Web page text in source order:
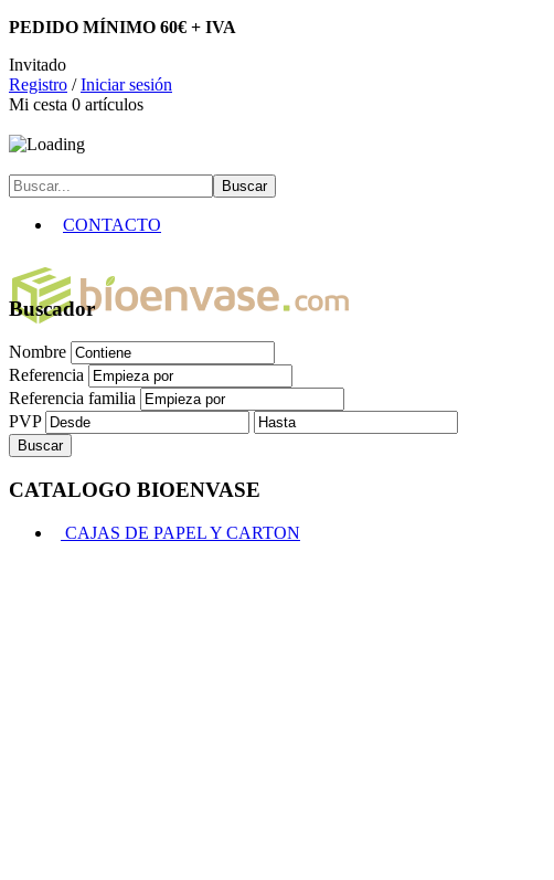
PEDIDO MÍNIMO 60€ + IVA
Invitado
Registro /Iniciar sesión
Mi cesta 0 artículos
CONTACTO
Buscador
Nombre
Referencia
Referencia familia
PVP
CATALOGO BIOENVASE
CAJAS DE PAPEL Y CARTON